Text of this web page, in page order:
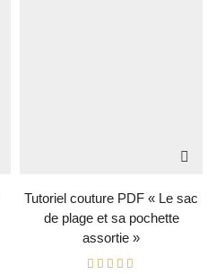
Tutoriel couture PDF « Le sac
de plage et sa pochette
assortie »